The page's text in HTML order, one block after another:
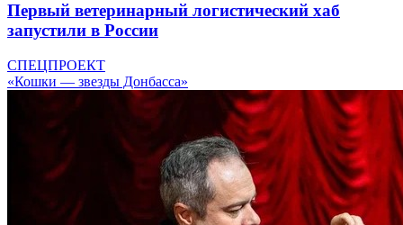
Первый ветеринарный логистический хаб
запустили в России
СПЕЦПРОЕКТ
«Кошки — звезды Донбасса»